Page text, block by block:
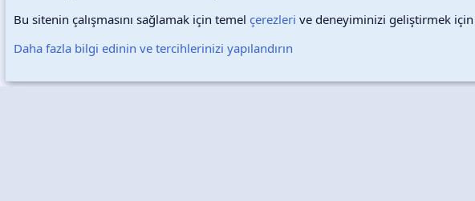
Türkçe (TR) Çerezler
Bu sitenin çalışmasını sağlamak için temel çerezleri ve deneyiminizi geliştirmek için
Daha fazla bilgi edinin ve tercihlerinizi yapılandırın